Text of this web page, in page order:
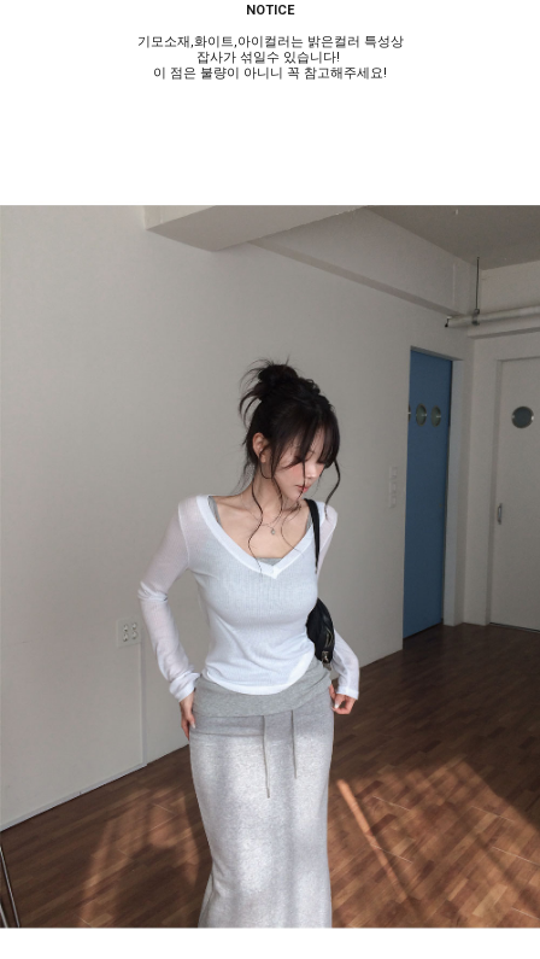
NOTICE
기모소재,화이트,아이컬러는 밝은컬러 특성상
잡사가 섞일수 있습니다!
이 점은 불량이 아니니 꼭 참고해주세요!